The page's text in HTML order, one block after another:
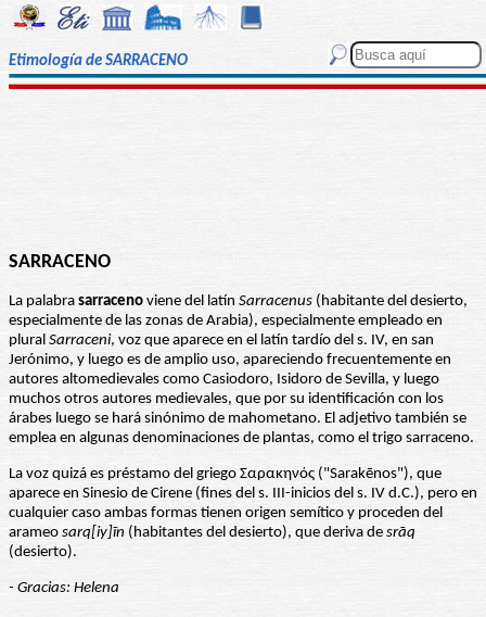
Etimología de SARRACENO
SARRACENO
La palabra sarraceno viene del latín Sarracenus (habitante del desierto,
especialmente de las zonas de Arabia), especialmente empleado en
plural Sarraceni, voz que aparece en el latín tardío del s. IV, en san
Jerónimo, y luego es de amplio uso, apareciendo frecuentemente en
autores altomedievales como Casiodoro, Isidoro de Sevilla, y luego
muchos otros autores medievales, que por su identificación con los
árabes luego se hará sinónimo de mahometano. El adjetivo también se
emplea en algunas denominaciones de plantas, como el trigo sarraceno.
La voz quizá es préstamo del griego Σαρακηνός ("Sarakēnos"), que
aparece en Sinesio de Cirene (fines del s. III-inicios del s. IV d.C.), pero en
cualquier caso ambas formas tienen origen semítico y proceden del
arameo sarq[iy]īn (habitantes del desierto), que deriva de srāq
(desierto).
- Gracias: Helena